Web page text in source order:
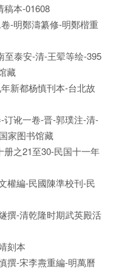
稿本-01608
-明鄭濤纂修-明鄭楷重
至泰安-清-王翚等绘-395
藏
新都杨慎刊本-台北故
讹一卷-晋-郭璞注-清-
家图书馆藏
之21至30-民国十一年
權編-民國陳準校刊-民
撰-清乾隆时期武英殿活
刻本
撰-宋李燾重編-明萬曆